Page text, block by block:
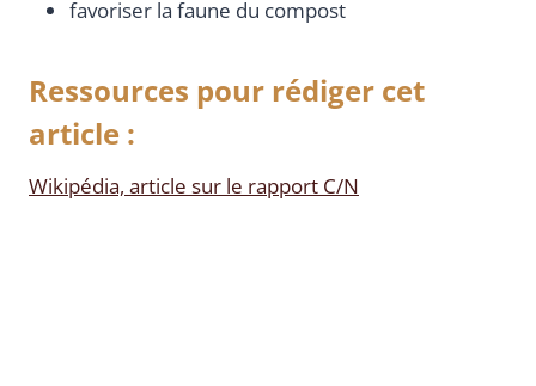
favoriser la faune du compost
Ressources pour rédiger cet
article :
Wikipédia, article sur le rapport C/N